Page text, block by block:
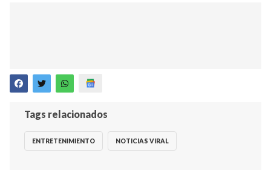
Tags relacionados
ENTRETENIMIENTO NOTICIAS VIRAL